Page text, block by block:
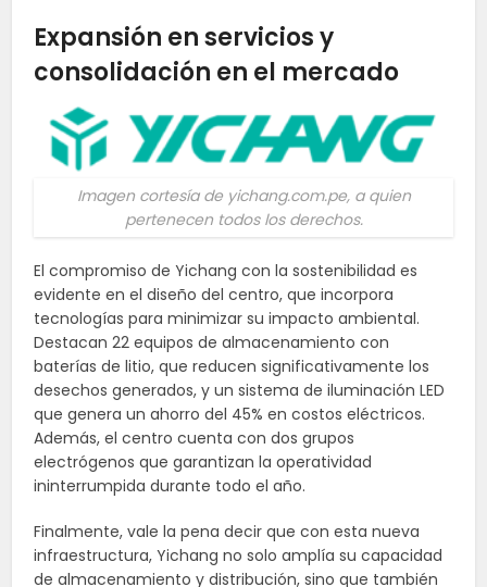
Expansión en servicios y
consolidación en el mercado
Imagen cortesía de yichang.com.pe, a quien
pertenecen todos los derechos.
El compromiso de Yichang con la sostenibilidad es
evidente en el diseño del centro, que incorpora
tecnologías para minimizar su impacto ambiental.
Destacan 22 equipos de almacenamiento con
baterías de litio, que reducen significativamente los
desechos generados, y un sistema de iluminación LED
que genera un ahorro del 45% en costos eléctricos.
Además, el centro cuenta con dos grupos
electrógenos que garantizan la operatividad
ininterrumpida durante todo el año.
Finalmente, vale la pena decir que con esta nueva
infraestructura, Yichang no solo amplía su capacidad
de almacenamiento y distribución, sino que también